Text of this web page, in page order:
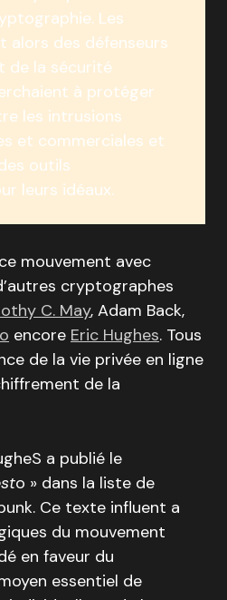
Les
alors des défenseurs
de la sécurité
à protéger
les intrusions
et commerciales et
outils
leurs idéaux.
mouvement avec
cryptographes
C. May, Adam Back,
encore Eric Hughes. Tous
de la vie privée en ligne
de la
a publié le
o » dans la liste de
Ce texte influent a
du mouvement
en faveur du
essentiel de